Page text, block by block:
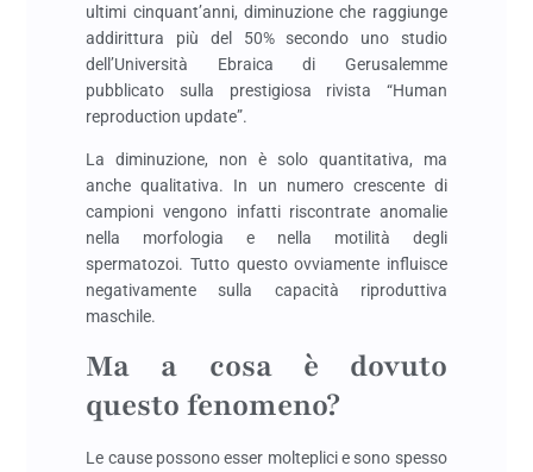
ultimi cinquant’anni, diminuzione che raggiunge
addirittura più del 50% secondo uno studio
dell’Università Ebraica di Gerusalemme
pubblicato sulla prestigiosa rivista “Human
reproduction update”.
La diminuzione, non è solo quantitativa, ma
anche qualitativa. In un numero crescente di
campioni vengono infatti riscontrate anomalie
nella morfologia e nella motilità degli
spermatozoi. Tutto questo ovviamente influisce
negativamente sulla capacità riproduttiva
maschile.
Ma a cosa è dovuto
questo fenomeno?
Le cause possono esser molteplici e sono spesso